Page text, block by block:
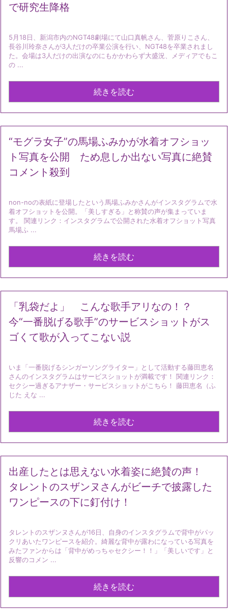
で研究生降格
5月18日、新潟市内のNGT48劇場にて山口真帆さん、菅原りこさん、
長谷川玲奈さんが3人だけの卒業公演を行い、NGT48を卒業されまし
た。会場は3人だけの出演なのにもかかわらず大盛況、メディアでもこ
の ...
続きを読む
“モグラ女子”の馬場ふみかが水着オフショッ
ト写真を公開 ため息しか出ない写真に絶賛
コメント殺到
non-noの表紙に登場したという馬場ふみかさんがインスタグラムで水
着オフショットを公開。「美しすぎる」と称賛の声が集まっていま
す。 関連リンク：インスタグラムで公開された水着オフショット写真
馬場ふ ...
続きを読む
「乳袋だよ」 こんな歌手アリなの！？
今“一番脱げる歌手”のサービスショットがス
ゴくて歌が入ってこない説
いま「一番脱げるシンガーソングライター」として活動する藤田恵名
さんのインスタグラムはサービスショットが満載です！ 関連リンク：
セクシー過ぎるアナザー・サービスショットがこちら！ 藤田恵名（ふ
じた えな ...
続きを読む
出産したとは思えない水着姿に絶賛の声！
タレントのスザンヌさんがビーチで披露した
ワンピースの下に釘付け！
タレントのスザンヌさんが16日、自身のインスタグラムで背中がパッ
クリあいたワンピースを紹介。綺麗な背中が露わになっている写真を
みたファンからは「背中がめっちゃセクシー！！」「美しいです」と
反響のコメン ...
続きを読む